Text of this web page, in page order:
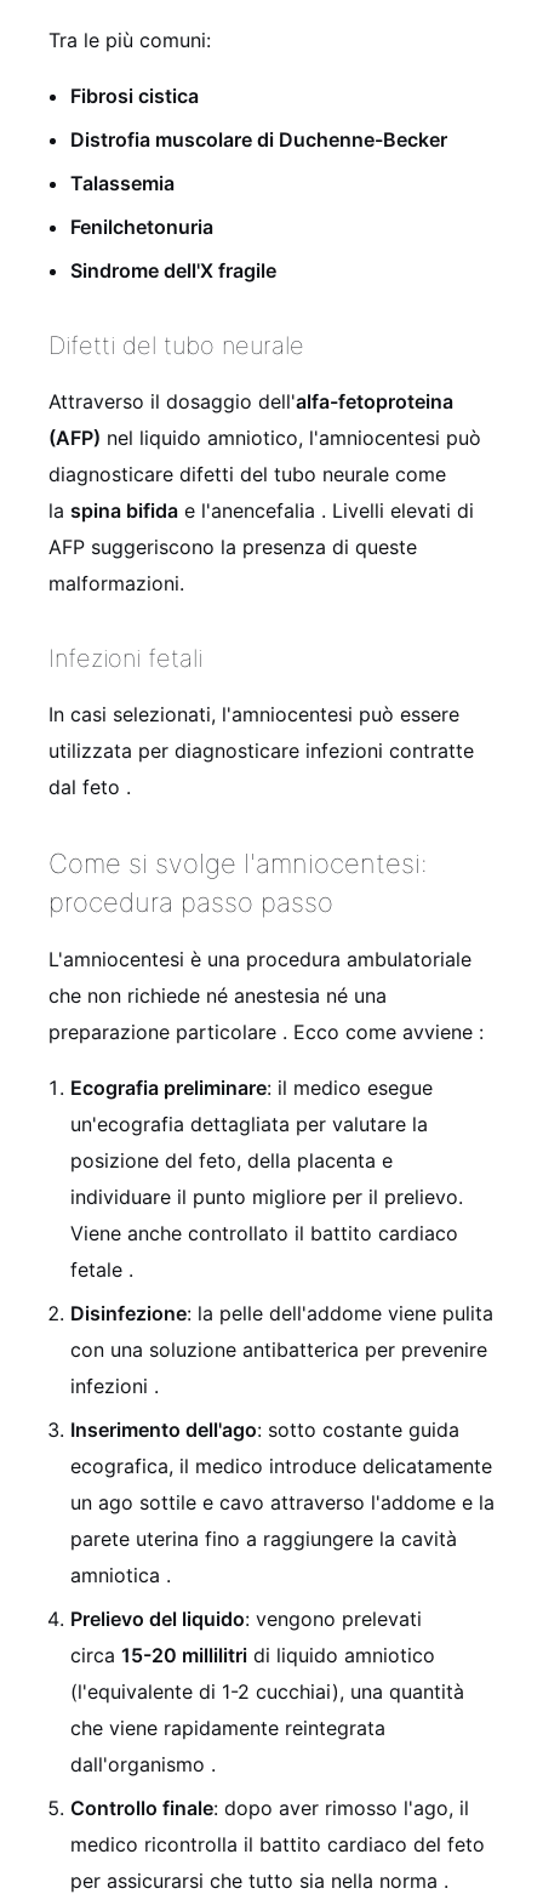
Tra le più comuni:
Fibrosi cistica
Distrofia muscolare di Duchenne-Becker
Talassemia
Fenilchetonuria
Sindrome dell'X fragile
Difetti del tubo neurale
Attraverso il dosaggio dell'alfa-fetoproteina
(AFP) nel liquido amniotico, l'amniocentesi può
diagnosticare difetti del tubo neurale come
la spina bifida e l'anencefalia . Livelli elevati di
AFP suggeriscono la presenza di queste
malformazioni.
Infezioni fetali
In casi selezionati, l'amniocentesi può essere
utilizzata per diagnosticare infezioni contratte
dal feto .
Come si svolge l'amniocentesi:
procedura passo passo
L'amniocentesi è una procedura ambulatoriale
che non richiede né anestesia né una
preparazione particolare . Ecco come avviene :
Ecografia preliminare: il medico esegue
un'ecografia dettagliata per valutare la
posizione del feto, della placenta e
individuare il punto migliore per il prelievo.
Viene anche controllato il battito cardiaco
fetale .
Disinfezione: la pelle dell'addome viene pulita
con una soluzione antibatterica per prevenire
infezioni .
Inserimento dell'ago: sotto costante guida
ecografica, il medico introduce delicatamente
un ago sottile e cavo attraverso l'addome e la
parete uterina fino a raggiungere la cavità
amniotica .
Prelievo del liquido: vengono prelevati
circa 15-20 millilitri di liquido amniotico
(l'equivalente di 1-2 cucchiai), una quantità
che viene rapidamente reintegrata
dall'organismo .
Controllo finale: dopo aver rimosso l'ago, il
medico ricontrolla il battito cardiaco del feto
per assicurarsi che tutto sia nella norma .